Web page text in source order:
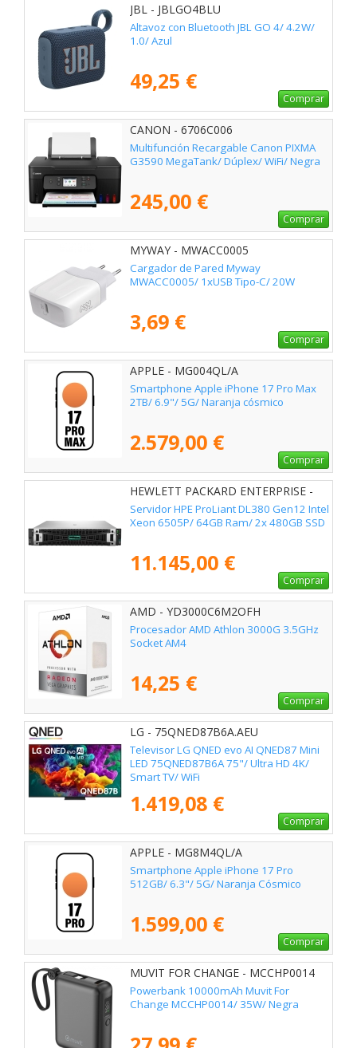
JBL - JBLGO4BLU
Altavoz con Bluetooth JBL GO 4/ 4.2W/
1.0/ Azul
49,25 €
Comprar
CANON - 6706C006
Multifunción Recargable Canon PIXMA
G3590 MegaTank/ Dúplex/ WiFi/ Negra
245,00 €
Comprar
MYWAY - MWACC0005
Cargador de Pared Myway
MWACC0005/ 1xUSB Tipo-C/ 20W
3,69 €
Comprar
APPLE - MG004QL/A
Smartphone Apple iPhone 17 Pro Max
2TB/ 6.9"/ 5G/ Naranja cósmico
2.579,00 €
Comprar
HEWLETT PACKARD ENTERPRISE -
P89316-425
Servidor HPE ProLiant DL380 Gen12 Intel
Xeon 6505P/ 64GB Ram/ 2x 480GB SSD
11.145,00 €
Comprar
AMD - YD3000C6M2OFH
Procesador AMD Athlon 3000G 3.5GHz
Socket AM4
14,25 €
Comprar
LG - 75QNED87B6A.AEU
Televisor LG QNED evo AI QNED87 Mini
LED 75QNED87B6A 75"/ Ultra HD 4K/
Smart TV/ WiFi
1.419,08 €
Comprar
APPLE - MG8M4QL/A
Smartphone Apple iPhone 17 Pro
512GB/ 6.3"/ 5G/ Naranja Cósmico
1.599,00 €
Comprar
MUVIT FOR CHANGE - MCCHP0014
Powerbank 10000mAh Muvit For
Change MCCHP0014/ 35W/ Negra